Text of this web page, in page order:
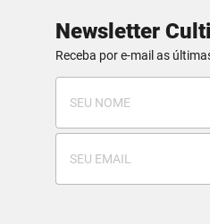
Newsletter
Receba por e-mail as